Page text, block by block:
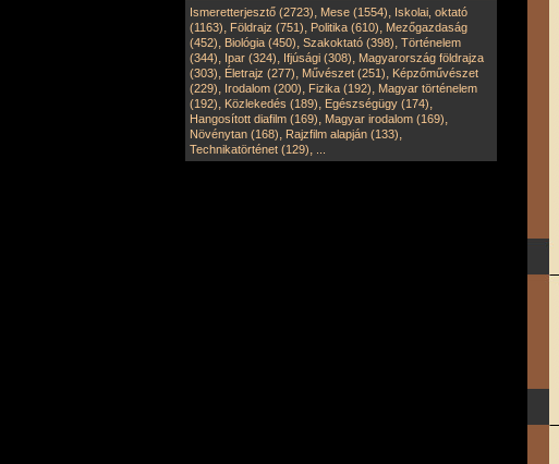
Ismeretterjesztő (2723), Mese (1554), Iskolai, oktató
(1163), Földrajz (751), Politika (610), Mezőgazdaság
(452), Biológia (450), Szakoktató (398), Történelem
(344), Ipar (324), Ifjúsági (308), Magyarország földrajza
(303), Életrajz (277), Művészet (251), Képzőművészet
(229), Irodalom (200), Fizika (192), Magyar történelem
(192), Közlekedés (189), Egészségügy (174),
Hangosított diafilm (169), Magyar irodalom (169),
Növénytan (168), Rajzfilm alapján (133),
Technikatörténet (129),